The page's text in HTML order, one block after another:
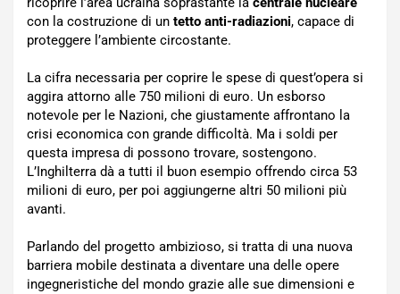
con la costruzione di un tetto anti-radiazioni, capace di
proteggere l’ambiente circostante.
La cifra necessaria per coprire le spese di quest’opera si
aggira attorno alle 750 milioni di euro. Un esborso
notevole per le Nazioni, che giustamente affrontano la
crisi economica con grande difficoltà. Ma i soldi per
questa impresa di possono trovare, sostengono.
L’Inghilterra dà a tutti il buon esempio offrendo circa 53
milioni di euro, per poi aggiungerne altri 50 milioni più
avanti.
Parlando del progetto ambizioso, si tratta di una nuova
barriera mobile destinata a diventare una delle opere
ingegneristiche del mondo grazie alle sue dimensioni e